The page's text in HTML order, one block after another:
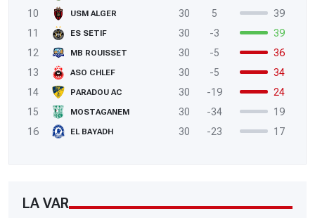
10
USM ALGER 30 5
39
11
ES SETIF 30 -3
39
12
MB ROUISSET 30 -5
36
13
ASO CHLEF 30 -5
34
14
PARADOU AC 30 -19
24
15
MOSTAGANEM 30 -34
19
16
EL BAYADH 30 -23 17
LA VAR